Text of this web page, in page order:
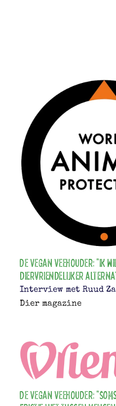
DE VEGAN VEEHOUDER:
diervriendelijker
Interview met Ruud
Dier magazine
DE VEGAN VEEHOUDER: